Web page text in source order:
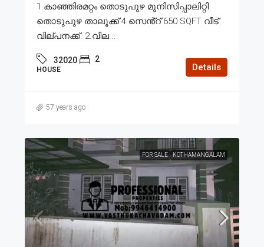
1.കാഞ്ഞിരമറ്റം തൊടുപുഴ മുനിസിപ്പാലിറ്റി
തൊടുപുഴ താലൂക്ക് 4 സെൻ്റ് 650 SQFT വീട്
വില്പനക്ക്. 2.വില...
32020 2
HOUSE Details
57 years ago
FOR SALE KOTHAMANGALAM